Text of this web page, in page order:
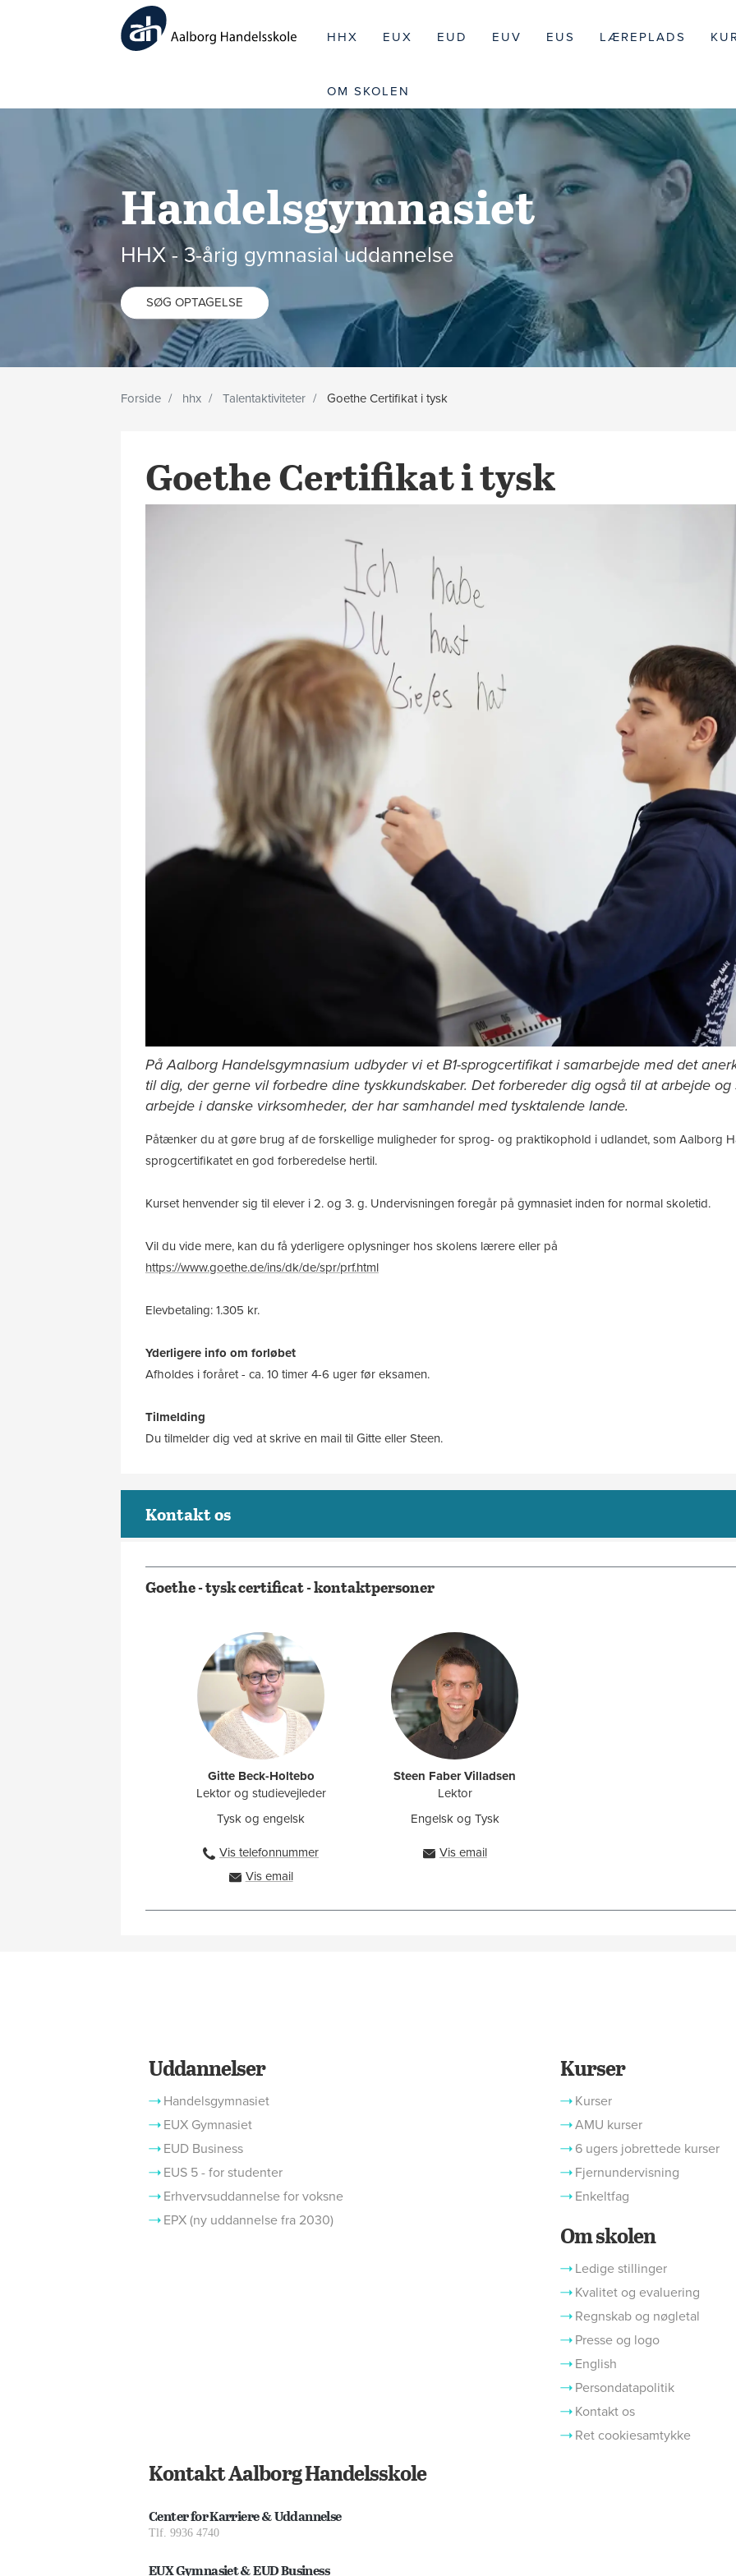
HHX EUX EUD EUV EUS LÆREPLADS
OM SKOLEN
Handelsgymnasiet
HHX - 3-årig gymnasial uddannelse
SØG OPTAGELSE
Forside hhx Talentaktiviteter Goethe Certifikat i tysk
Goethe Certifikat i tysk
På Aalborg Handelsgymnasium udbyder vi et B1-sprogcertifikat i samarbejde med det
til dig, der gerne vil forbedre dine tyskkundskaber. Det forbereder dig også til at arbejde
arbejde i danske virksomheder, der har samhandel med tysktalende lande.
Påtænker du at gøre brug af de forskellige muligheder for sprog- og praktikophold i udlandet, som Aalborg
sprogcertifikatet en god forberedelse hertil.
Kurset henvender sig til elever i 2. og 3. g. Undervisningen foregår på gymnasiet inden for normal skoletid.
Vil du vide mere, kan du få yderligere oplysninger hos skolens lærere eller på
https://www.goethe.de/ins/dk/de/spr/prf.html
Elevbetaling: 1.305 kr.
Yderligere info om forløbet
Afholdes i foråret - ca. 10 timer 4-6 uger før eksamen.
Tilmelding
Du tilmelder dig ved at skrive en mail til Gitte eller Steen.
Kontakt os
Goethe - tysk certificat - kontaktpersoner
Gitte Beck-Holtebo
Lektor og studievejleder
Tysk og engelsk
Vis telefonnummer
91333356
Vis emailgbh@ah.dk
Steen Faber Villadsen
Lektor
Engelsk og Tysk
Vis emailsfvv@ah.dk
Uddannelser
Handelsgymnasiet
EUX Gymnasiet
EUD Business
EUS 5 - for studenter
Erhvervsuddannelse for voksne
EPX (ny uddannelse fra 2030)
Kurser
Kurser
AMU kurser
6 ugers jobrettede kurser
Fjernundervisning
Enkeltfag
Om skolen
Ledige stillinger
Kvalitet og evaluering
Regnskab og nøgletal
Presse og logo
English
Persondatapolitik
Kontakt os
Ret cookiesamtykke
Kontakt Aalborg Handelsskole
Center for Karriere & Uddannelse
Tlf. 9936 4740
EUX Gymnasiet & EUD Business